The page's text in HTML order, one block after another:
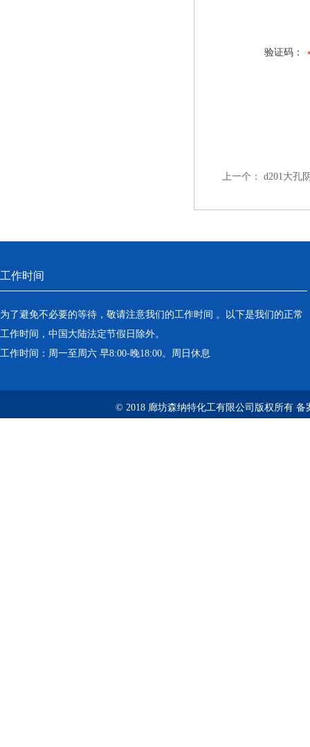
验证码：
上一个： d201大孔
工作时间
为了避免不必要的等待，敬请注意我们的工作时间 。以下是我们的正常
工作时间，中国大陆法定节假日除外。
工作时间：周一至周六 早8:00-晚18:00。周日休息
© 2018 廊坊森纳特化工有限公司版权所有 备